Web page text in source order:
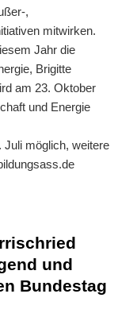
,
mitwirken.
Jahr die
Brigitte
am 23. Oktober
und Energie
Juli möglich, weitere
und
Bundestag